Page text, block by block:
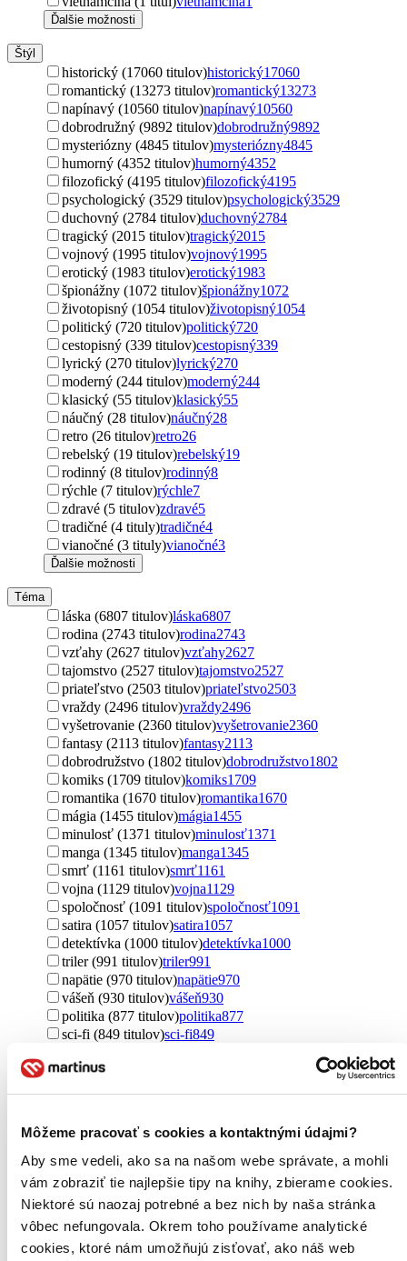
Môžeme pracovať s cookies a kontaktnými údajmi?
Aby sme vedeli, ako sa na našom webe správate, a mohli
vám zobraziť tie najlepšie tipy na knihy, zbierame cookies.
Niektoré sú naozaj potrebné a bez nich by naša stránka
vôbec nefungovala. Okrem toho používame analytické
cookies, ktoré nám umožňujú zisťovať, ako náš web
Ďalšie možnosti
Štýl
historický (17060 titulov)historický17060
romantický (13273 titulov)romantický13273
napínavý (10560 titulov)napínavý10560
dobrodružný (9892 titulov)dobrodružný9892
mysteriózny (4845 titulov)mysteriózny4845
humorný (4352 titulov)humorný4352
filozofický (4195 titulov)filozofický4195
psychologický (3529 titulov)psychologický3529
duchovný (2784 titulov)duchovný2784
tragický (2015 titulov)tragický2015
vojnový (1995 titulov)vojnový1995
erotický (1983 titulov)erotický1983
špionážny (1072 titulov)špionážny1072
životopisný (1054 titulov)životopisný1054
politický (720 titulov)politický720
cestopisný (339 titulov)cestopisný339
lyrický (270 titulov)lyrický270
moderný (244 titulov)moderný244
klasický (55 titulov)klasický55
náučný (28 titulov)náučný28
retro (26 titulov)retro26
rebelský (19 titulov)rebelský19
rodinný (8 titulov)rodinný8
rýchle (7 titulov)rýchle7
zdravé (5 titulov)zdravé5
tradičné (4 tituly)tradičné4
vianočné (3 tituly)vianočné3
Ďalšie možnosti
Téma
láska (6807 titulov)láska6807
rodina (2743 titulov)rodina2743
vzťahy (2627 titulov)vzťahy2627
tajomstvo (2527 titulov)tajomstvo2527
priateľstvo (2503 titulov)priateľstvo2503
vraždy (2496 titulov)vraždy2496
vyšetrovanie (2360 titulov)vyšetrovanie2360
fantasy (2113 titulov)fantasy2113
dobrodružstvo (1802 titulov)dobrodružstvo1802
komiks (1709 titulov)komiks1709
romantika (1670 titulov)romantika1670
mágia (1455 titulov)mágia1455
minulosť (1371 titulov)minulosť1371
manga (1345 titulov)manga1345
smrť (1161 titulov)smrť1161
vojna (1129 titulov)vojna1129
spoločnosť (1091 titulov)spoločnosť1091
satira (1057 titulov)satira1057
detektívka (1000 titulov)detektívka1000
triler (991 titulov)triler991
napätie (970 titulov)napätie970
vášeň (930 titulov)vášeň930
politika (877 titulov)politika877
sci-fi (849 titulov)sci-fi849
nebezpečenstvo (823 titulov)
nebezpečenstvo823
druhá svetová vojna (758 titulov) druhá svetová vojna
osud (754 titulov)
Ďalšie možnosti
pre ženy (13646 titulov) pre ženy13646
pre dospelých (8457 titulov) pre dospelých8457
pre mužov (5370 titulov)pre mužov5370